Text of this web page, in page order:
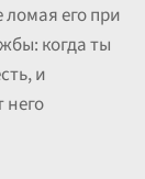
его при
когда ты
и
него